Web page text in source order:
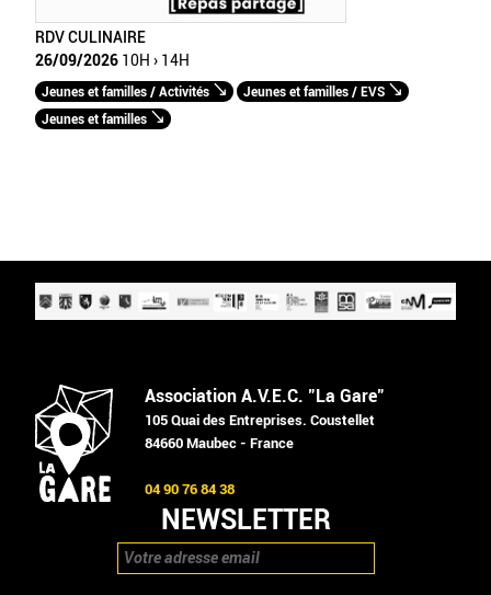
RDV CULINAIRE
26/09/2026 10H › 14H
Jeunes et familles / Activités
Jeunes et familles / EVS
Jeunes et familles
Association A.V.E.C. "La Gare"
105 Quai des Entreprises. Coustellet
84660 Maubec - France
04 90 76 84 38
NEWSLETTER